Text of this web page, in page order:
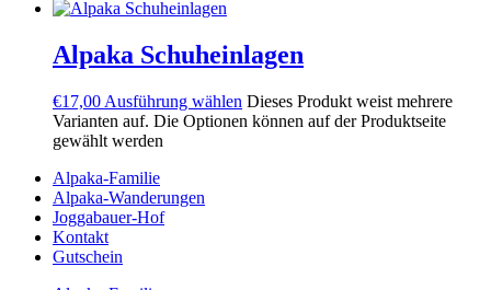
Alpaka Schuheinlagen
€17,00 Ausführung wählen Dieses Produkt weist mehrere
Varianten auf. Die Optionen können auf der Produktseite
gewählt werden
Alpaka-Familie
Alpaka-Wanderungen
Joggabauer-Hof
Kontakt
Gutschein